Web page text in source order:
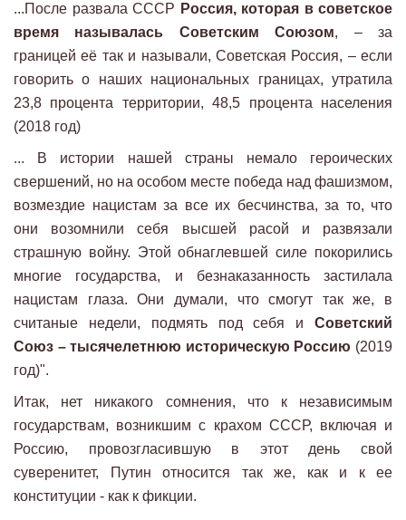
...После развала СССР Россия, которая в советское
время называлась Советским Союзом, – за
границей её так и называли, Советская Россия, – если
говорить о наших национальных границах, утратила
23,8 процента территории, 48,5 процента населения
(2018 год)
... В истории нашей страны немало героических
свершений, но на особом месте победа над фашизмом,
возмездие нацистам за все их бесчинства, за то, что
они возомнили себя высшей расой и развязали
страшную войну. Этой обнаглевшей силе покорились
многие государства, и безнаказанность застилала
нацистам глаза. Они думали, что смогут так же, в
считаные недели, подмять под себя и Советский
Союз – тысячелетнюю историческую Россию (2019
год)".
Итак, нет никакого сомнения, что к независимым
государствам, возникшим с крахом СССР, включая и
Россию, провозгласившую в этот день свой
суверенитет, Путин относится так же, как и к ее
конституции - как к фикции.